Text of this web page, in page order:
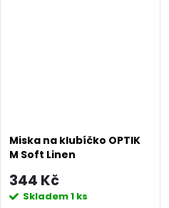
Miska na klubíčko OPTIK
M Soft Linen
344 Kč
Skladem1 ks